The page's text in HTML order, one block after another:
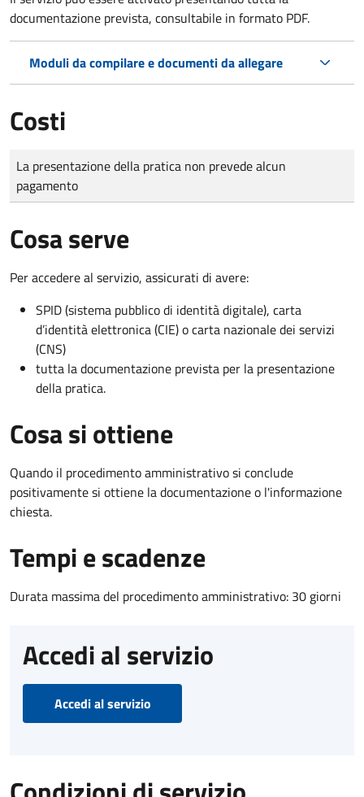
documentazione prevista, consultabile in formato PDF.
Moduli da compilare e documenti da allegare
Costi
Tipo di pagamento
Importo
La presentazione della pratica non prevede alcun
pagamento
Cosa serve
Per accedere al servizio, assicurati di avere:
SPID (sistema pubblico di identità digitale), carta
d’identità elettronica (CIE) o carta nazionale dei servizi
(CNS)
tutta la documentazione prevista per la presentazione
della pratica.
Cosa si ottiene
Quando il procedimento amministrativo si conclude
positivamente si ottiene la documentazione o l'informazione
chiesta.
Tempi e scadenze
Durata massima del procedimento amministrativo: 30 giorni
Accedi al servizio
Accedi al servizio